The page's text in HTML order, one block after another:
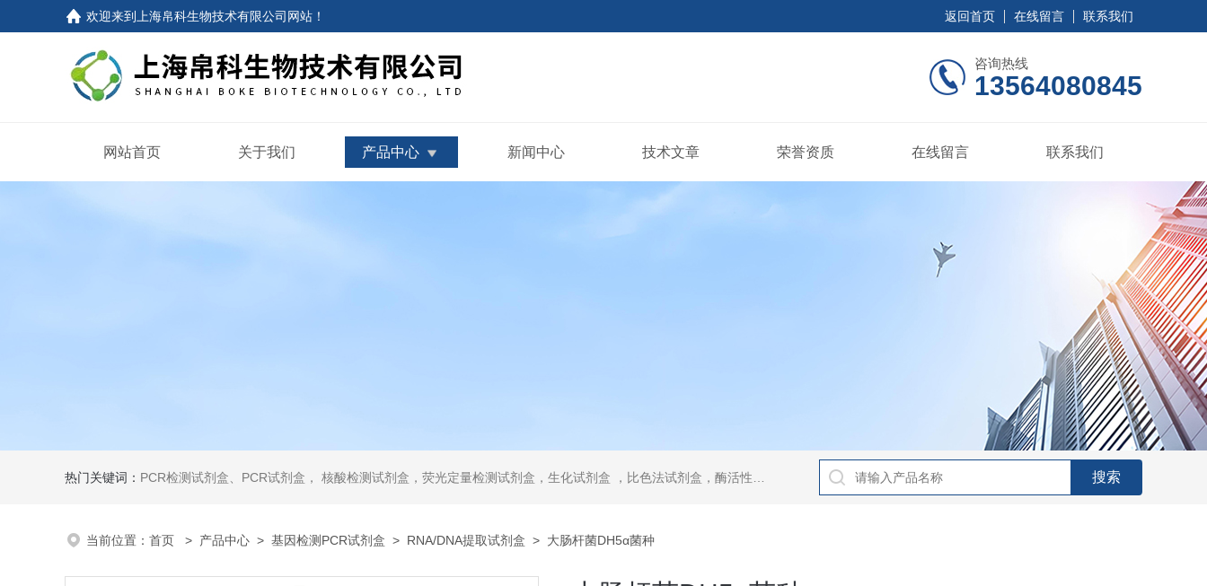
欢迎来到 上海帛科生物技术有限公司网站 ！ 返回首页 在线留言 联系我们
咨询热线
13564080845
网站首页 关于我们 产品中心 新闻中心 技术文章 荣誉资质 在线留言 联系我们
热门关键词： PCR检测试剂盒、PCR试剂盒， 核酸检测试剂盒，荧光定量检测试剂盒，生化试剂盒 ，比色法试剂盒，酶活性检测试剂盒，ELISA试剂盒，酶联免疫检测试剂盒，试剂盒，ELISA试剂盒，抗体，重组蛋白，分光光度法检测试剂盒，细胞株，原代细胞，细胞培养基，标准溶液产品。代理并销售进口SIGMA试剂、abcam抗体、R&D抗体、CST抗体、ATCC细胞、BD公司、GE公司公司产品。
当前位置： 首页 > 产品中心 > 基因检测PCR试剂盒 > RNA/DNA提取试剂盒 > 大肠杆菌DH5α菌种